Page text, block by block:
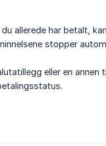
allerede har betalt,
stopper
eller en